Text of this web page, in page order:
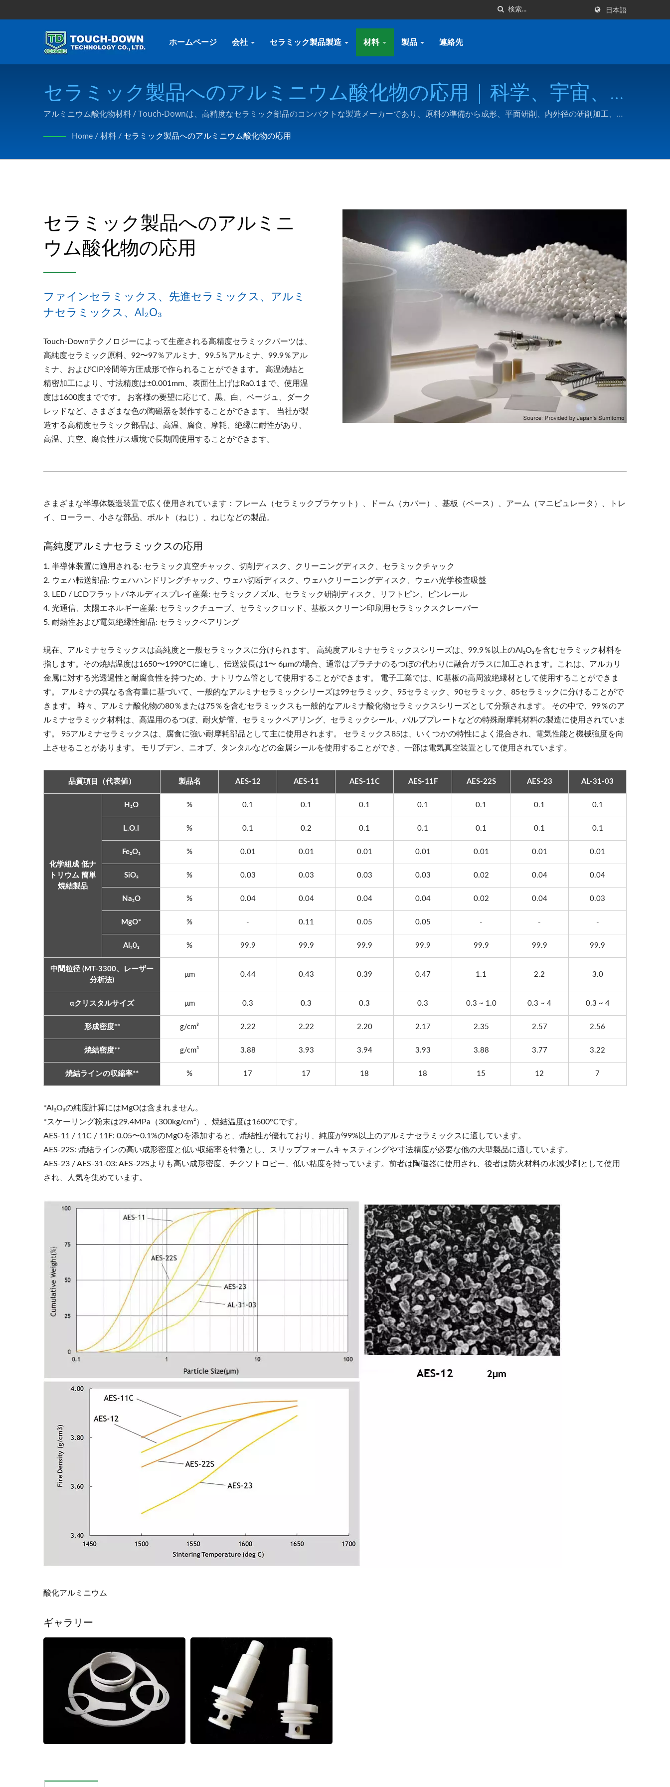
日本語
ホームページ 会社 セラミック製品製造 材料 製品 連絡先
セラミック製品へのアルミニウム酸化物の応用 | 科学、宇宙、
半導体産業向けの高品質セラミックコンポーネント | Touch-
Down Technology Co., Ltd.
アルミニウム酸化物材料 / Touch-Downは、高精度なセラミック部品のコンパクトな製造メーカーであり、原料の準備から成形、平面研削、内外径の研削加工、
Home / 材料 / セラミック製品へのアルミニウム酸化物の応用
セラミック製品へのアルミニ
ウム酸化物の応用
ファインセラミックス、先進セラミックス、アルミ
ナセラミックス、Al₂O₃
Touch-Downテクノロジーによって生産される高精度セラミックパーツは、
高純度セラミック原料、92〜97％アルミナ、99.5％アルミナ、99.9％アル
ミナ、およびCIP冷間等方圧成形で作られることができます。 高温焼結と
精密加工により、寸法精度は±0.001mm、表面仕上げはRa0.1まで、使用温
度は1600度までです。 お客様の要望に応じて、黒、白、ベージュ、ダーク
レッドなど、さまざまな色の陶磁器を製作することができます。 当社が製
造する高精度セラミック部品は、高温、腐食、摩耗、絶縁に耐性があり、
高温、真空、腐食性ガス環境で長期間使用することができます。
さまざまな半導体製造装置で広く使用されています：フレーム（セラミックブラケット）、ドーム（カバー）、基板（ベース）、アーム（マニピュレータ）、トレ
イ、ローラー、小さな部品、ボルト（ねじ）、ねじなどの製品。
高純度アルミナセラミックスの応用
1. 半導体装置に適用される: セラミック真空チャック、切削ディスク、クリーニングディスク、セラミックチャック
2. ウェハ転送部品: ウェハハンドリングチャック、ウェハ切断ディスク、ウェハクリーニングディスク、ウェハ光学検査吸盤
3. LED / LCDフラットパネルディスプレイ産業: セラミックノズル、セラミック研削ディスク、リフトピン、ピンレール
4. 光通信、太陽エネルギー産業: セラミックチューブ、セラミックロッド、基板スクリーン印刷用セラミックスクレーパー
5. 耐熱性および電気絶縁性部品: セラミックベアリング
現在、アルミナセラミックスは高純度と一般セラミックスに分けられます。 高純度アルミナセラミックスシリーズは、99.9％以上のAl₂O₃を含むセラミック材料を
指します。その焼結温度は1650〜1990°Cに達し、伝送波長は1〜 6μmの場合、通常はプラチナのるつぼの代わりに融合ガラスに加工されます。これは、アルカリ
金属に対する光透過性と耐腐食性を持つため、ナトリウム管として使用することができます。 電子工業では、IC基板の高周波絶縁材として使用することができま
す。 アルミナの異なる含有量に基づいて、一般的なアルミナセラミックシリーズは99セラミック、95セラミック、90セラミック、85セラミックに分けることがで
きます。 時々、アルミナ酸化物の80％または75％を含むセラミックスも一般的なアルミナ酸化物セラミックスシリーズとして分類されます。 その中で、99％のア
ルミナセラミック材料は、高温用のるつぼ、耐火炉管、セラミックベアリング、セラミックシール、バルブプレートなどの特殊耐摩耗材料の製造に使用されていま
す。 95アルミナセラミックスは、腐食に強い耐摩耗部品として主に使用されます。 セラミックス85は、いくつかの特性によく混合され、電気性能と機械強度を向
上させることがあります。 モリブデン、ニオブ、タンタルなどの金属シールを使用することができ、一部は電気真空装置として使用されています。
品質項目（代表値） 製品名 AES-12 AES-11 AES-11C AES-11F AES-22S AES-23 AL-31-03
化学組成 低ナ
トリウム 簡単
焼結製品
H₂O % 0.1 0.1 0.1 0.1 0.1 0.1 0.1
L.O.l % 0.1 0.2 0.1 0.1 0.1 0.1 0.1
Fe₂O₃ % 0.01 0.01 0.01 0.01 0.01 0.01 0.01
SiO₂ % 0.03 0.03 0.03 0.03 0.02 0.04 0.04
Na₂O % 0.04 0.04 0.04 0.04 0.02 0.04 0.03
MgO* % - 0.11 0.05 0.05 - - -
Al₂0₃ % 99.9 99.9 99.9 99.9 99.9 99.9 99.9
中間粒径 (MT-3300、レーザー
分析法)
μm 0.44 0.43 0.39 0.47 1.1 2.2 3.0
αクリスタルサイズ μm 0.3 0.3 0.3 0.3 0.3 ~ 1.0 0.3 ~ 4 0.3 ~ 4
形成密度** g/cm³ 2.22 2.22 2.20 2.17 2.35 2.57 2.56
焼結密度** g/cm³ 3.88 3.93 3.94 3.93 3.88 3.77 3.22
焼結ラインの収縮率** % 17 17 18 18 15 12 7
*Al₂O₃の純度計算にはMgOは含まれません。
*スケーリング粉末は29.4MPa（300kg/cm²）、焼結温度は1600°Cです。
AES-11 / 11C / 11F: 0.05〜0.1%のMgOを添加すると、焼結性が優れており、純度が99%以上のアルミナセラミックスに適しています。
AES-22S: 焼結ラインの高い成形密度と低い収縮率を特徴とし、スリップフォームキャスティングや寸法精度が必要な他の大型製品に適しています。
AES-23 / AES-31-03: AES-22Sよりも高い成形密度、チクソトロピー、低い粘度を持っています。前者は陶磁器に使用され、後者は防火材料の水減少剤として使用
され、人気を集めています。
酸化アルミニウム
ギャラリー